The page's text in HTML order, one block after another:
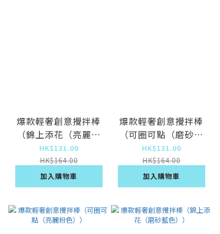
爆款輕奢創意攪拌棒
（錦上添花（亮麗粉
色））
HK$131.00
HK$164.00
加入購物車
爆款輕奢創意攪拌棒
（可圈可點（磨砂藍
色））
HK$131.00
HK$164.00
加入購物車